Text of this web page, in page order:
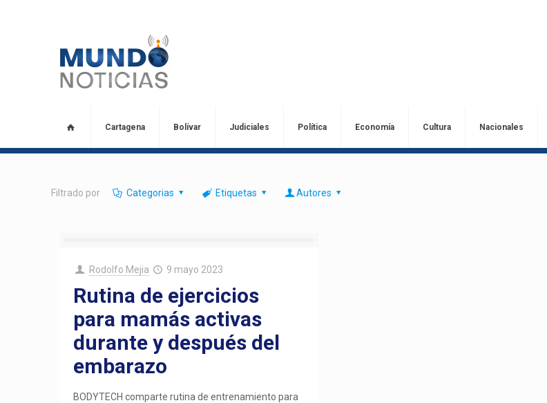
Cartagena Bolívar Judiciales Política Economía Cultura Nacionales
Filtrado por Categorias Etiquetas Autores
Rodolfo Mejia 9 mayo 2023
Rutina de ejercicios
para mamás activas
durante y después del
embarazo
BODYTECH comparte rutina de entrenamiento para